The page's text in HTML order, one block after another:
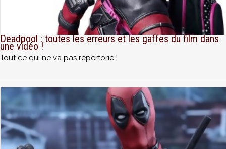
Deadpool : toutes les erreurs et les gaffes du film dans
une vidéo !
Tout ce qui ne va pas répertorié !